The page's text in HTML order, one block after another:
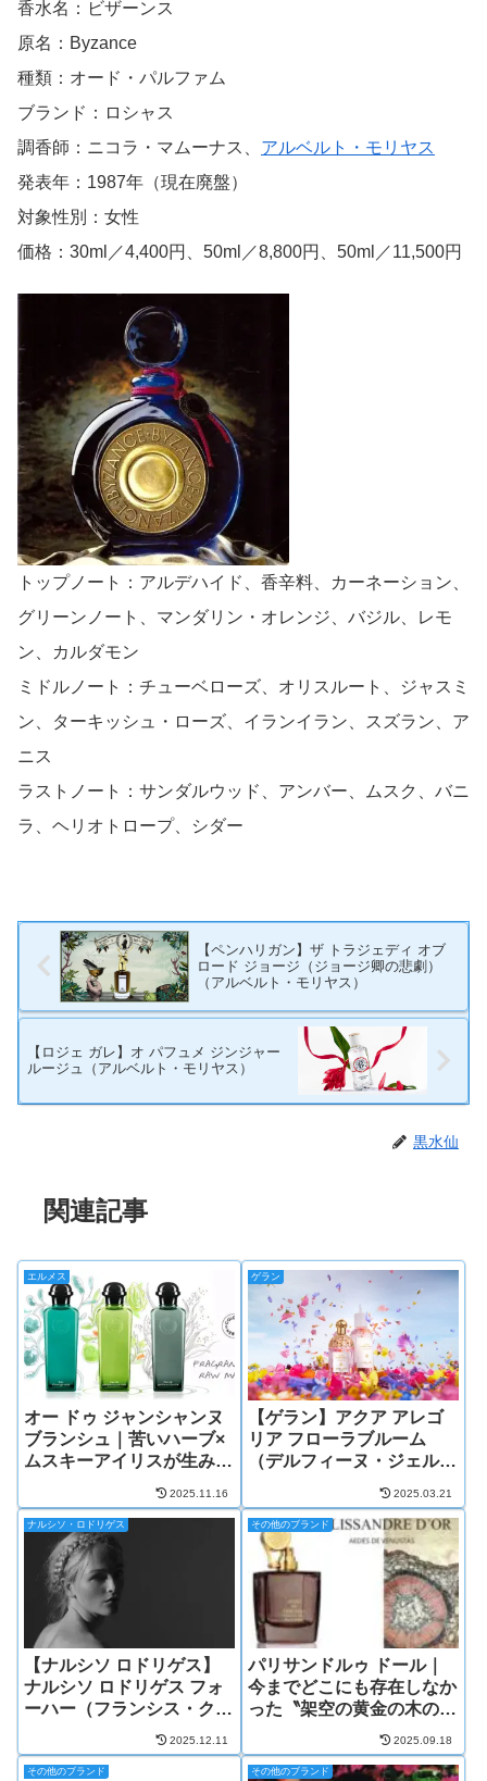
香水名：ビザーンス
原名：Byzance
種類：オード・パルファム
ブランド：ロシャス
調香師：ニコラ・マムーナス、 アルベルト・モリヤス
発表年：1987年（現在廃盤）
対象性別：女性
価格：30ml／4,400円、50ml／8,800円、50ml／11,500円
トップノート：アルデハイド、香辛料、カーネーション、
グリーンノート、マンダリン・オレンジ、バジル、レモ
ン、カルダモン
ミドルノート：チューベローズ、オリスルート、ジャスミ
ン、ターキッシュ・ローズ、イランイラン、スズラン、ア
ニス
ラストノート：サンダルウッド、アンバー、ムスク、バニ
ラ、ヘリオトロープ、シダー
【ペンハリガン】ザ トラジェディ オブ
ロード ジョージ（ジョージ卿の悲劇）
（アルベルト・モリヤス）
【ロジェ ガレ】オ パフュメ ジンジャー
ルージュ（アルベルト・モリヤス）
黒水仙
関連記事
エルメス
オー ドゥ ジャンシャンヌ
ブランシュ｜苦いハーブ×
ムスキーアイリスが生み出
2025.11.16
ゲラン
【ゲラン】アクア アレゴ
リア フローラブルーム
（デルフィーヌ・ジェル
2025.03.21
ナルシソ・ロドリゲス
【ナルシソ ロドリゲス】
ナルシソ ロドリゲス フォ
ーハー（フランシス・クル
ジャン/クリスティーヌ・
ナジェル）
2025.12.11
その他のブランド
パリサンドルゥ ドール｜
今までどこにも存在しなか
った〝架空の黄金の木の香
2025.09.18
その他のブランド その他のブランド